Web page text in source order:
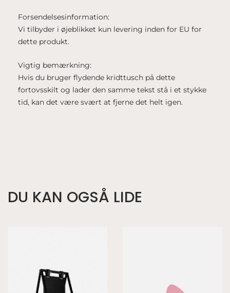
Forsendelsesinformation:
Vi tilbyder i øjeblikket kun levering inden for EU for
dette produkt.
Vigtig bemærkning:
Hvis du bruger flydende kridttusch på dette
fortovsskilt og lader den samme tekst stå i et stykke
tid, kan det være svært at fjerne det helt igen.
DU KAN OGSÅ LIDE